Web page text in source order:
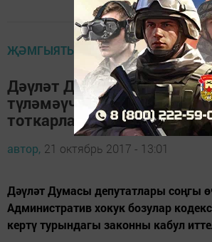
ҖӘМГЫЯТЬ
Дәүләт Думасы
түләмәүчеләрне
тоткарларга рөхсәт бирде
автор, 21 октябрь 2017 - 13:01
Дәүләт Думасы депутатлары соңгы
Административ хокук бозулар
кертү турындагы законны кабул